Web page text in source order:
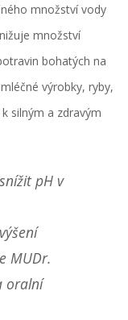
množství vody
množství
bohatých na
výrobky, ryby,
silným a zdravým
pH v
MUDr.
oralní